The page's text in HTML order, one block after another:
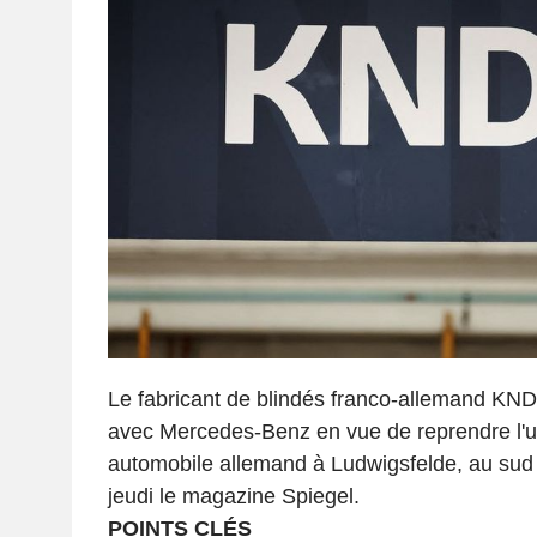
Le fabricant de blindés franco-allemand
avec Mercedes-Benz en vue de reprendre
automobile allemand à Ludwigsfelde, au
jeudi le magazine Spiegel.
POINTS CLÉS